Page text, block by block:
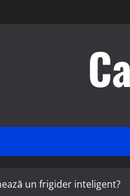
un frigider inteligent?